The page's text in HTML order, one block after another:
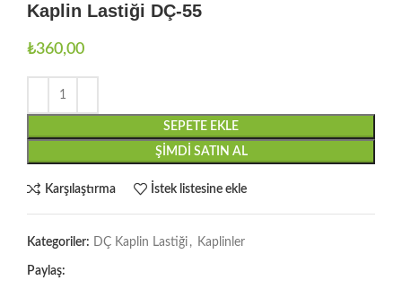
Kaplin Lastiği DÇ-55
₺360,00
SEPETE EKLE
ŞIMDI SATIN AL
Karşılaştırma İstek listesine ekle
Kategoriler: DÇ Kaplin Lastiği , Kaplinler
Paylaş: